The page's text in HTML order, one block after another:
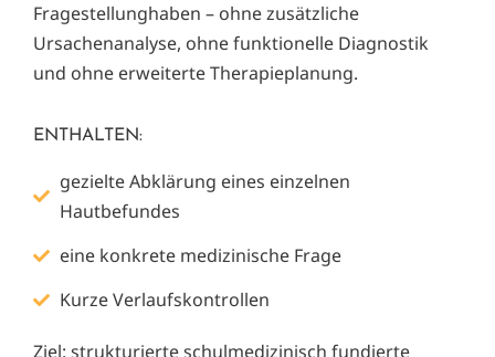
Fragestellunghaben – ohne zusätzliche
Ursachenanalyse, ohne funktionelle Diagnostik
und ohne erweiterte Therapieplanung.
ENTHALTEN:
gezielte Abklärung eines einzelnen
Hautbefundes
eine konkrete medizinische Frage
Kurze Verlaufskontrollen
Ziel: strukturierte schulmedizinisch fundierte